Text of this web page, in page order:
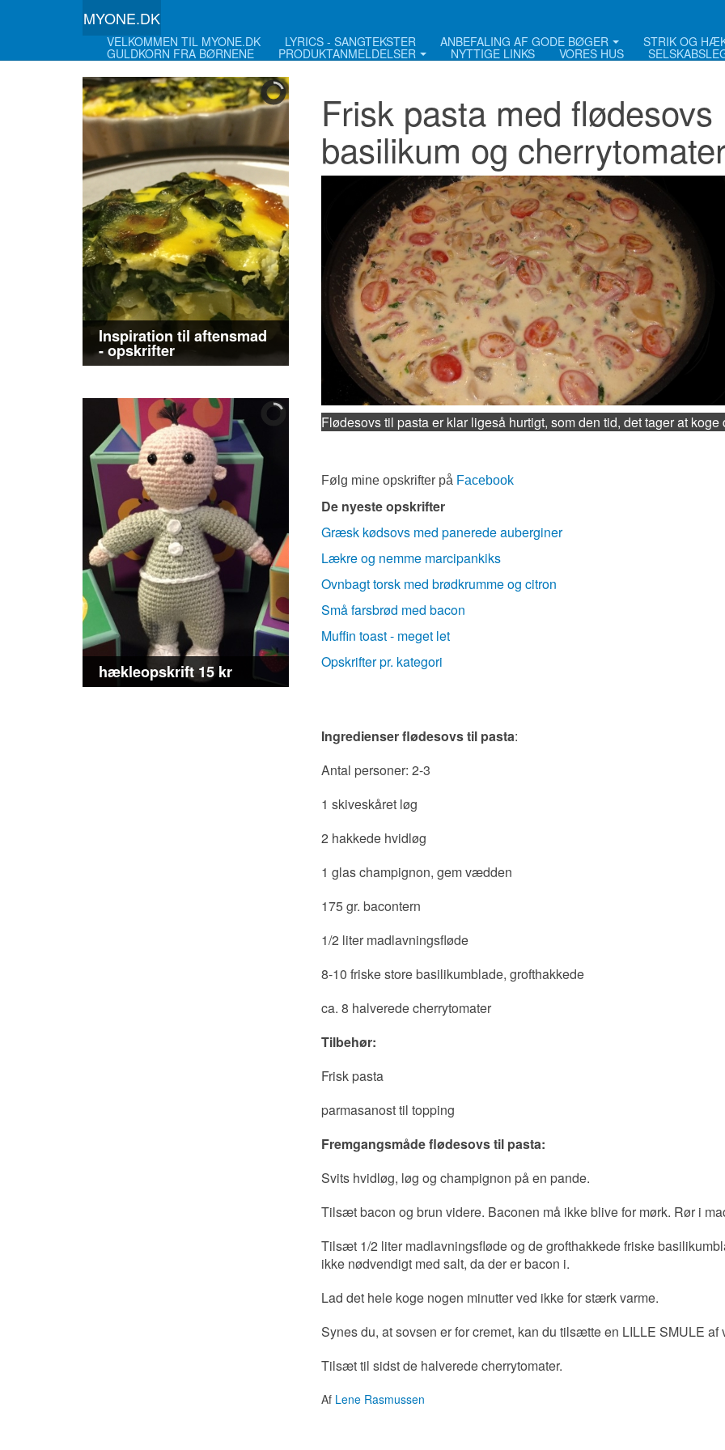
MYONE.DK
VELKOMMEN TIL MYONE.DK LYRICS - SANGTEKSTER ANBEFALING AF GODE BØGER STRIK OG
GULDKORN FRA BØRNENE PRODUKTANMELDELSER NYTTIGE LINKS VORES HUS
Frisk pasta med
basilikum og
Flødesovs til pasta er klar ligeså hurtigt, som den tid, det tager at koge
Følg mine opskrifter på Facebook
De nyeste opskrifter
Græsk kødsovs med panerede auberginer
Lækre og nemme marcipankiks
Ovnbagt torsk med brødkrumme og citron
Små farsbrød med bacon
Muffin toast - meget let
Opskrifter pr. kategori
Ingredienser flødesovs til pasta:
Antal personer: 2-3
1 skiveskåret løg
2 hakkede hvidløg
1 glas champignon, gem vædden
175 gr. bacontern
1/2 liter madlavningsfløde
8-10 friske store basilikumblade, grofthakkede
ca. 8 halverede cherrytomater
Tilbehør:
Frisk pasta
parmasanost til topping
Fremgangsmåde flødesovs til pasta:
Svits hvidløg, løg og champignon på en pande.
Tilsæt bacon og brun videre. Baconen må ikke blive for mørk. Rør i
Tilsæt 1/2 liter madlavningsfløde og de grofthakkede friske
ikke nødvendigt med salt, da der er bacon i.
Lad det hele koge nogen minutter ved ikke for stærk varme.
Synes du, at sovsen er for cremet, kan du tilsætte en LILLE SMULE
Tilsæt til sidst de halverede cherrytomater.
Af Lene Rasmussen
Inspiration til aftensmad
- opskrifter
hækleopskrift 15 kr